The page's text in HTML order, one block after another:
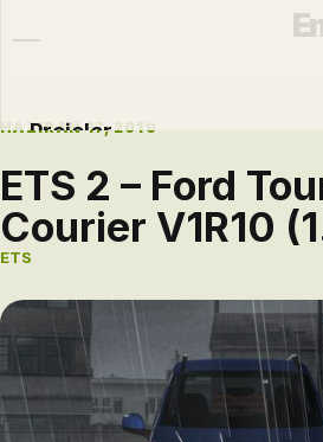
Projeler
Otomobiller
Modlar
Hakkımda
Blog
HAZIRAN 17, 2019
ETS 2 – Ford
Courier V1R10
ETS